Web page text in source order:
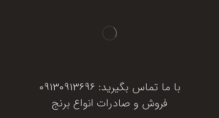
با ما تماس بگیرید: 09130913696
فروش و صادرات انواع برنج